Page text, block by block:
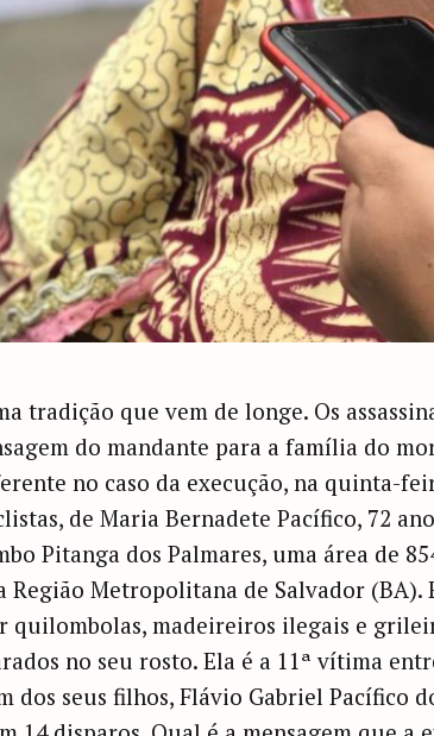
tradição que vem de longe. Os
do mandante para a família do
no caso da execução, na quinta-
de Maria Bernadete Pacífico, 72
Pitanga dos Palmares, uma área de
Região Metropolitana de Salvador (BA).
quilombolas, madeireiros ilegais e
no seu rosto. Ela é a 11ª vítima
dos seus filhos, Flávio Gabriel Pacífico